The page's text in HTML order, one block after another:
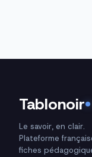
Tablonoir
Le savoir, en clair.
Plateforme
fiches